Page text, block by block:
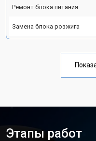
Ремонт блока питания
Замена блока розжига
Этапы работ